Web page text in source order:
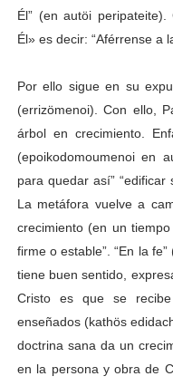
Él” (en autöi
Él» es decir: “Aférrense a
Por ello sigue en su
(errizömenoi). Con ello,
árbol en crecimiento.
(epoikodomoumenoi en
para quedar así” “edificar
La metáfora vuelve a
crecimiento (en un
firme o estable”. “En la
tiene buen sentido,
Cristo es que se
enseñados (kathös
doctrina sana da un
en la persona y obra de